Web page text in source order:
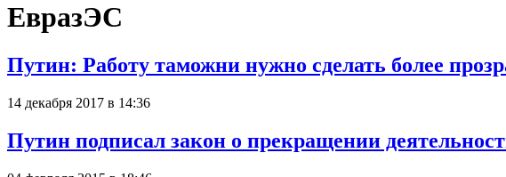
ЕвразЭС
Путин: Работу таможни нужно сделать более
14 декабря 2017 в 14:36
Путин подписал закон о прекращении